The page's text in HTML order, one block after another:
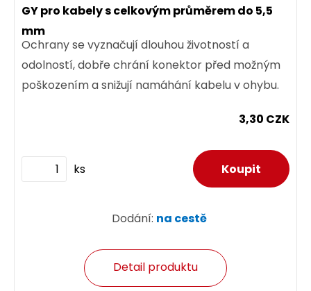
GY pro kabely s celkovým průměrem do 5,5
mm
Ochrany se vyznačují dlouhou životností a
odolností, dobře chrání konektor před možným
poškozením a snižují namáhání kabelu v ohybu.
3,30 CZK
ks
Dodání: na cestě
Detail produktu